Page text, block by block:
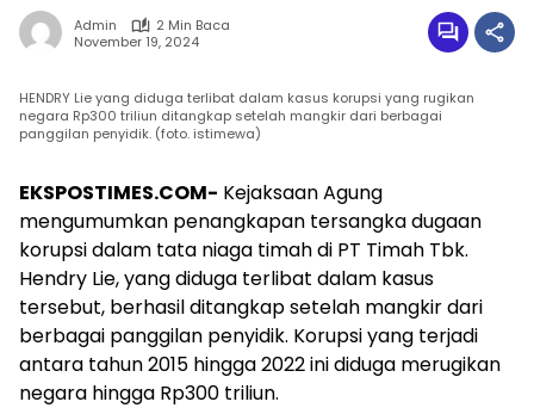
Admin
2 Min Baca
November 19, 2024
HENDRY Lie yang diduga terlibat dalam kasus korupsi yang rugikan
negara Rp300 triliun ditangkap setelah mangkir dari berbagai
panggilan penyidik. (foto. istimewa)
EKSPOSTIMES.COM- Kejaksaan Agung
mengumumkan penangkapan tersangka dugaan
korupsi dalam tata niaga timah di PT Timah Tbk.
Hendry Lie, yang diduga terlibat dalam kasus
tersebut, berhasil ditangkap setelah mangkir dari
berbagai panggilan penyidik. Korupsi yang terjadi
antara tahun 2015 hingga 2022 ini diduga merugikan
negara hingga Rp300 triliun.